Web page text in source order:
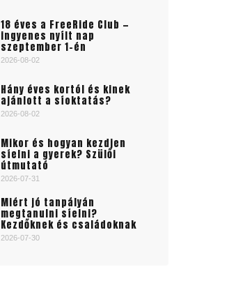
18 éves a FreeRide Club —
ingyenes nyílt nap
szeptember 1-én
2026-08-02
Hány éves kortól és kinek
ajánlott a síoktatás?
2026-08-02
Mikor és hogyan kezdjen
síelni a gyerek? Szülői
útmutató
2026-07-31
Miért jó tanpályán
megtanulni síelni?
Kezdőknek és családoknak
2026-07-30